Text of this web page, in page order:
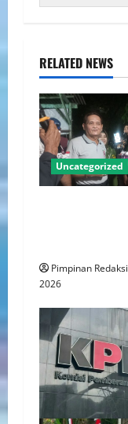
RELATED NEWS
Uncategorized
Pimpinan Redaksi
2026